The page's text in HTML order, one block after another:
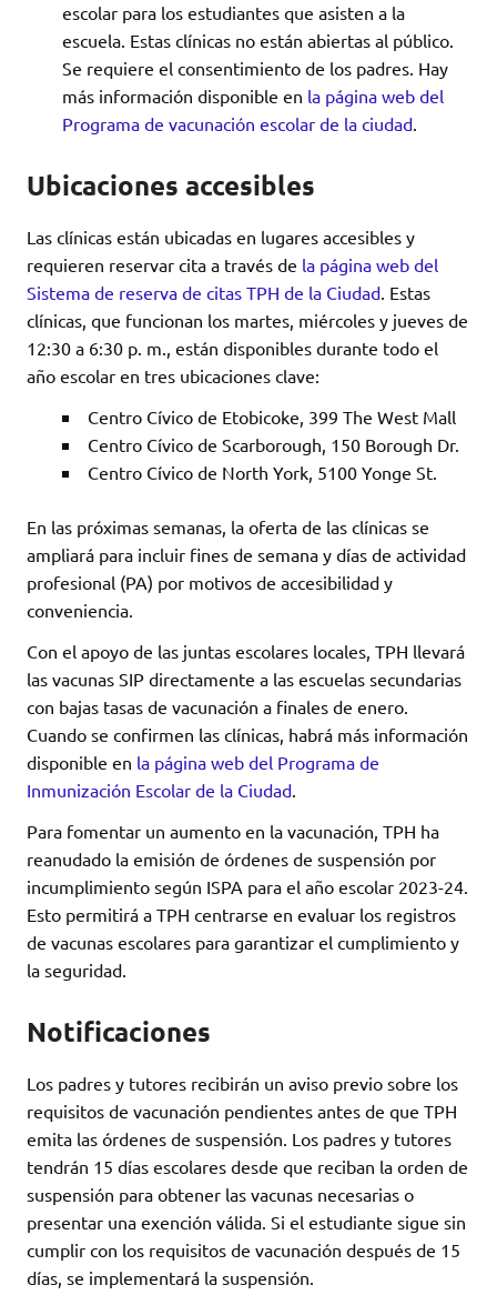
escolar para los estudiantes que asisten a la
escuela. Estas clínicas no están abiertas al público.
Se requiere el consentimiento de los padres. Hay
más información disponible en la página web del
Programa de vacunación escolar de la ciudad.
Ubicaciones accesibles
Las clínicas están ubicadas en lugares accesibles y
requieren reservar cita a través de la página web del
Sistema de reserva de citas TPH de la Ciudad. Estas
clínicas, que funcionan los martes, miércoles y jueves de
12:30 a 6:30 p. m., están disponibles durante todo el
año escolar en tres ubicaciones clave:
Centro Cívico de Etobicoke, 399 The West Mall
Centro Cívico de Scarborough, 150 Borough Dr.
Centro Cívico de North York, 5100 Yonge St.
En las próximas semanas, la oferta de las clínicas se
ampliará para incluir fines de semana y días de actividad
profesional (PA) por motivos de accesibilidad y
conveniencia.
Con el apoyo de las juntas escolares locales, TPH llevará
las vacunas SIP directamente a las escuelas secundarias
con bajas tasas de vacunación a finales de enero.
Cuando se confirmen las clínicas, habrá más información
disponible en la página web del Programa de
Inmunización Escolar de la Ciudad.
Para fomentar un aumento en la vacunación, TPH ha
reanudado la emisión de órdenes de suspensión por
incumplimiento según ISPA para el año escolar 2023-24.
Esto permitirá a TPH centrarse en evaluar los registros
de vacunas escolares para garantizar el cumplimiento y
la seguridad.
Notificaciones
Los padres y tutores recibirán un aviso previo sobre los
requisitos de vacunación pendientes antes de que TPH
emita las órdenes de suspensión. Los padres y tutores
tendrán 15 días escolares desde que reciban la orden de
suspensión para obtener las vacunas necesarias o
presentar una exención válida. Si el estudiante sigue sin
cumplir con los requisitos de vacunación después de 15
días, se implementará la suspensión.